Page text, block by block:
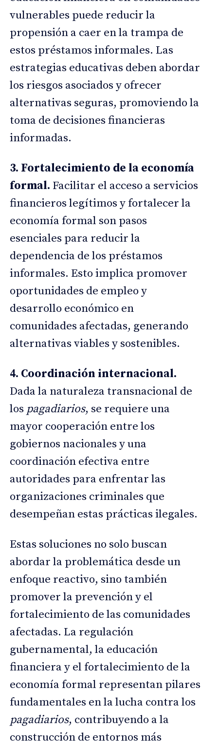
vulnerables puede reducir la
propensión a caer en la trampa de
estos préstamos informales. Las
estrategias educativas deben abordar
los riesgos asociados y ofrecer
alternativas seguras, promoviendo la
toma de decisiones financieras
informadas.
3. Fortalecimiento de la economía
formal. Facilitar el acceso a servicios
financieros legítimos y fortalecer la
economía formal son pasos
esenciales para reducir la
dependencia de los préstamos
informales. Esto implica promover
oportunidades de empleo y
desarrollo económico en
comunidades afectadas, generando
alternativas viables y sostenibles.
4. Coordinación internacional.
Dada la naturaleza transnacional de
los pagadiarios, se requiere una
mayor cooperación entre los
gobiernos nacionales y una
coordinación efectiva entre
autoridades para enfrentar las
organizaciones criminales que
desempeñan estas prácticas ilegales.
Estas soluciones no solo buscan
abordar la problemática desde un
enfoque reactivo, sino también
promover la prevención y el
fortalecimiento de las comunidades
afectadas. La regulación
gubernamental, la educación
financiera y el fortalecimiento de la
economía formal representan pilares
fundamentales en la lucha contra los
pagadiarios, contribuyendo a la
construcción de entornos más